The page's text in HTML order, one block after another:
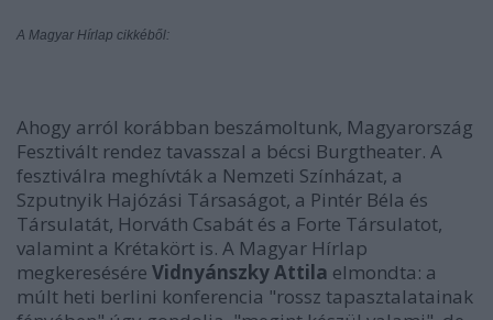
A Magyar Hírlap cikkéből:
Ahogy arról korábban beszámoltunk, Magyarország
Fesztivált rendez tavasszal a bécsi Burgtheater. A
fesztiválra meghívták a Nemzeti Színházat, a
Szputnyik Hajózási Társaságot, a Pintér Béla és
Társulatát, Horváth Csabát és a Forte Társulatot,
valamint a Krétakört is. A Magyar Hírlap
megkeresésére Vidnyánszky Attila elmondta: a
múlt heti berlini konferencia "rossz tapasztalatainak